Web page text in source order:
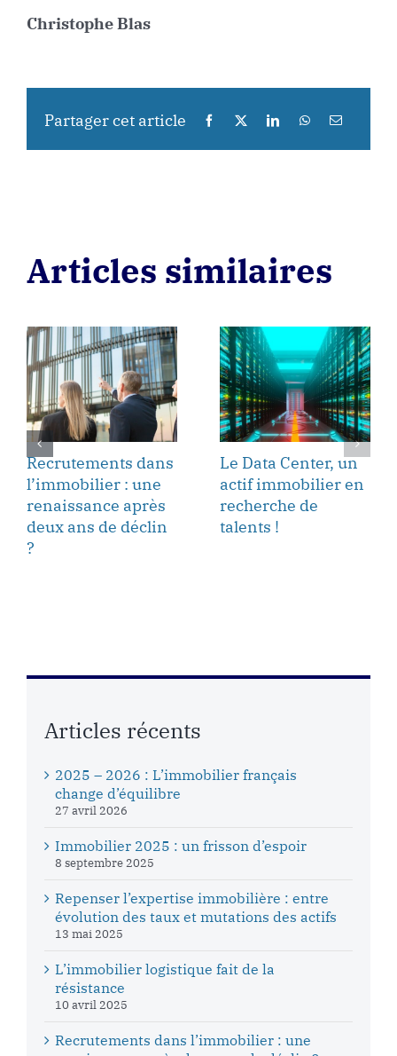
Christophe Blas
Partager cet article
Articles similaires
Recrutements dans
l’immobilier : une
renaissance après
deux ans de déclin
?
Le Data Center, un
actif immobilier en
recherche de
talents !
Articles récents
2025 – 2026 : L’immobilier français
change d’équilibre
27 avril 2026
Immobilier 2025 : un frisson d’espoir
8 septembre 2025
Repenser l’expertise immobilière : entre
évolution des taux et mutations des actifs
13 mai 2025
L’immobilier logistique fait de la
résistance
10 avril 2025
Recrutements dans l’immobilier : une